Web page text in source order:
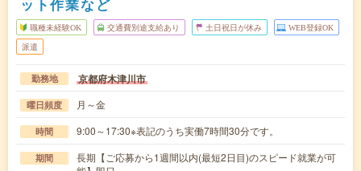
ット作業など
職種未経験OK 交通費別途支給あり 土日祝日が休み WEB登録OK
派遣
勤務地 京都府木津川市
曜日頻度 月～金
時間 9:00～17:30※表記のうち実働7時間30分です。
期間
長期【ご応募から1週間以内(最短2日目)のスピード就業が可